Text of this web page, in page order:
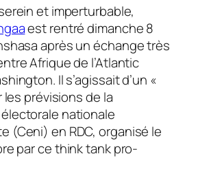
et imperturbable,
est rentré dimanche 8
après un échange très
Afrique de l’Atlantic
Il s’agissait d’un «
les prévisions de la
nationale
(Ceni) en RDC, organisé le
par cethink tankpro-